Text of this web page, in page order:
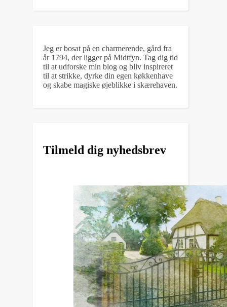
Jeg er bosat på en charmerende, gård fra
år 1794, der ligger på Midtfyn. Tag dig tid
til at udforske min blog og bliv inspireret
til at strikke, dyrke din egen køkkenhave
og skabe magiske øjeblikke i skærehaven.
Tilmeld dig nyhedsbrev